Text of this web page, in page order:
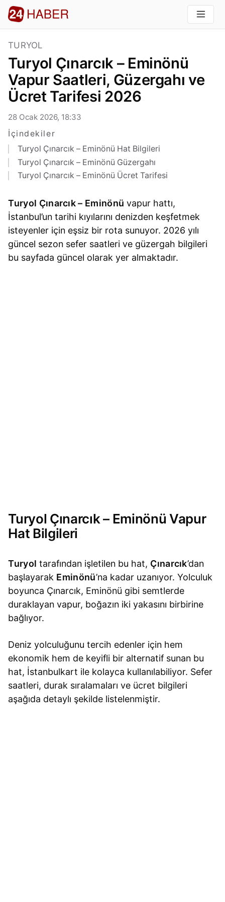
TURYOL
Turyol Çınarcık – Eminönü
Vapur Saatleri, Güzergahı ve
Ücret Tarifesi 2026
28 Ocak 2026, 18:33
İçindekiler
Turyol Çınarcık – Eminönü Hat Bilgileri
Turyol Çınarcık – Eminönü Güzergahı
Turyol Çınarcık – Eminönü Ücret Tarifesi
Turyol Çınarcık – Eminönü vapur hattı,
İstanbul’un tarihi kıyılarını denizden keşfetmek
isteyenler için eşsiz bir rota sunuyor. 2026 yılı
güncel sezon sefer saatleri ve güzergah bilgileri
bu sayfada güncel olarak yer almaktadır.
Turyol Çınarcık – Eminönü Vapur
Hat Bilgileri
Turyol tarafından işletilen bu hat, Çınarcık’dan
başlayarak Eminönü’na kadar uzanıyor. Yolculuk
boyunca Çınarcık, Eminönü gibi semtlerde
duraklayan vapur, boğazın iki yakasını birbirine
bağlıyor.
Deniz yolculuğunu tercih edenler için hem
ekonomik hem de keyifli bir alternatif sunan bu
hat, İstanbulkart ile kolayca kullanılabiliyor. Sefer
saatleri, durak sıralamaları ve ücret bilgileri
aşağıda detaylı şekilde listelenmiştir.